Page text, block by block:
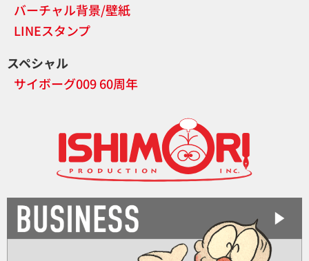
バーチャル背景/壁紙
LINEスタンプ
スペシャル
サイボーグ009 60周年